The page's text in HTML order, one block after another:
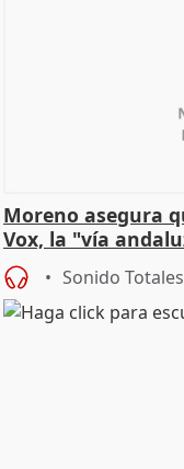
Moreno asegura
Vox, la "vía
"cambiar"
Sonido Totales